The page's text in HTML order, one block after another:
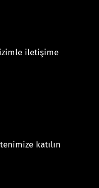
iletişime
katılın